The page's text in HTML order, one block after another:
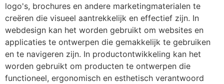
logo's, brochures en andere marketingmaterialen te
creëren die visueel aantrekkelijk en effectief zijn. In
webdesign kan het worden gebruikt om websites en
applicaties te ontwerpen die gemakkelijk te gebruiken
en te navigeren zijn. In productontwikkeling kan het
worden gebruikt om producten te ontwerpen die
functioneel, ergonomisch en esthetisch verantwoord